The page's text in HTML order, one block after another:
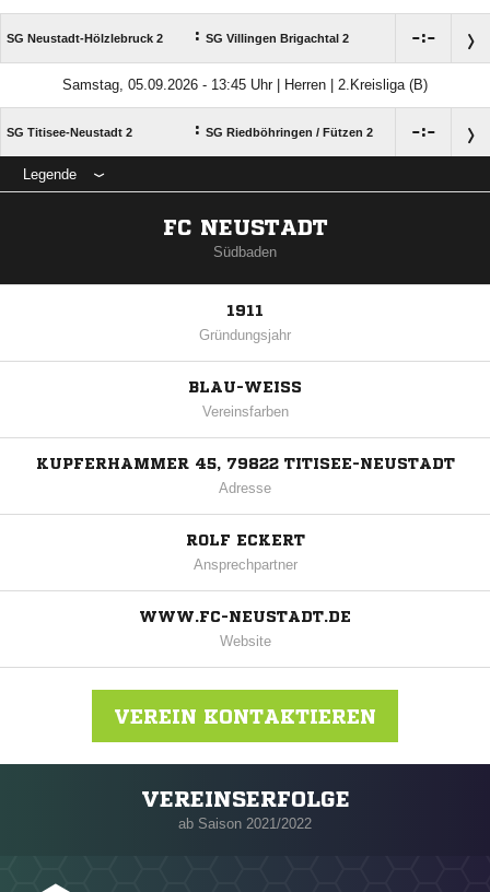
SG Neustadt-Hölzlebruck 2 : SG Villingen Brigachtal 2 :
Samstag, 05.09.2026 - 13:45 Uhr | Herren | 2.Kreisliga (B)
SG Titisee-Neustadt 2 : SG Riedböhringen /​ Fützen 2 :
Legende
FC NEUSTADT
Südbaden
1911
Gründungsjahr
BLAU-WEISS
Vereinsfarben
KUPFERHAMMER 45, 79822 TITISEE-NEUSTADT
Adresse
ROLF ECKERT
Ansprechpartner
WWW.FC-NEUSTADT.DE
Website
VEREIN KONTAKTIEREN
Nachricht an FC Neustadt
VEREINSERFOLGE
ab Saison 2021/2022